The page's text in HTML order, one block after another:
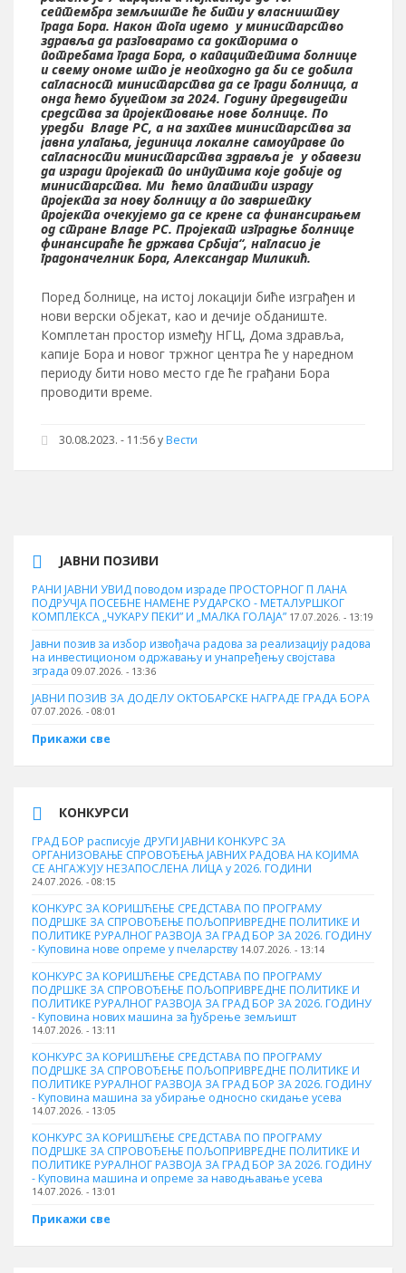
септембра земљиште ће бити у власништву
града Бора. Након тога идемо у министарство
здравља да разговарамо са докторима о
потребама града Бора, о капацитетима болнице
и свему ономе што је неопходно да би се добила
сагласност министарства да се гради болница, а
онда ћемо буџетом за 2024. Годину предвидети
средства за пројектовање нове болнице. По
уредби Владе РС, а на захтев министарства за
јавна улагања, јединица локалне самоуправе по
сагласности министарства здравља је у обавези
да изради пројекат по инпутима које добије од
министарства. Ми ћемо платити израду
пројекта за нову болницу а по завршетку
пројекта очекујемо да се крене са финансирањем
од стране Владе РС. Пројекат изградње болнице
финансираће ће држава Србија“, нагласио је
градоначелник Бора, Александар Миликић.
Поред болнице, на истој локацији биће изграђен и
нови верски објекат, као и дечије обданиште.
Комплетан простор између НГЦ, Дома здравља,
капије Бора и новог тржног центра ће у наредном
периоду бити ново место где ће грађани Бора
проводити време.
30.08.2023. - 11:56уВести
ЈАВНИ ПОЗИВИ
РАНИ ЈАВНИ УВИД поводом израде ПРОСТОРНОГ П ЛАНА
ПОДРУЧЈА ПОСЕБНЕ НАМЕНЕ РУДАРСКО - МЕТАЛУРШКОГ
КОМПЛЕКСА „ЧУКАРУ ПЕКИ” И „МАЛКА ГОЛАЈА” 17.07.2026. - 13:19
Јавни позив за избор извођача радова за реализацију радова
на инвестиционом одржавању и унапређењу својстава
зграда 09.07.2026. - 13:36
ЈАВНИ ПОЗИВ ЗА ДОДЕЛУ ОКТOБАРСКЕ НАГРАДЕ ГРАДА БОРА
07.07.2026. - 08:01
Прикажи све
КОНКУРСИ
ГРАД БОР расписује ДРУГИ ЈАВНИ КОНКУРС ЗА
ОРГАНИЗОВАЊЕ СПРОВОЂЕЊА ЈАВНИХ РАДОВА НА КОЈИМА
СЕ АНГАЖУЈУ НЕЗАПОСЛЕНА ЛИЦА у 2026. ГОДИНИ
24.07.2026. - 08:15
КОНКУРС ЗА КОРИШЋЕЊЕ СРЕДСТАВА ПО ПРОГРАМУ
ПОДРШКЕ ЗА СПРОВОЂЕЊЕ ПОЉОПРИВРЕДНЕ ПОЛИТИКЕ И
ПОЛИТИКЕ РУРАЛНОГ РАЗВОЈА ЗА ГРАД БОР ЗА 2026. ГОДИНУ
- Куповина нове опреме у пчеларству 14.07.2026. - 13:14
КОНКУРС ЗА КОРИШЋЕЊЕ СРЕДСТАВА ПО ПРОГРАМУ
ПОДРШКЕ ЗА СПРОВОЂЕЊЕ ПОЉОПРИВРЕДНЕ ПОЛИТИКЕ И
ПОЛИТИКЕ РУРАЛНОГ РАЗВОЈА ЗА ГРАД БОР ЗА 2026. ГОДИНУ
- Куповина нових машина за ђубрење земљишт
14.07.2026. - 13:11
КОНКУРС ЗА КОРИШЋЕЊЕ СРЕДСТАВА ПО ПРОГРАМУ
ПОДРШКЕ ЗА СПРОВОЂЕЊЕ ПОЉОПРИВРЕДНЕ ПОЛИТИКЕ И
ПОЛИТИКЕ РУРАЛНОГ РАЗВОЈА ЗА ГРАД БОР ЗА 2026. ГОДИНУ
- Куповинa машина за убирање односно скидање усева
14.07.2026. - 13:05
КОНКУРС ЗА КОРИШЋЕЊЕ СРЕДСТАВА ПО ПРОГРАМУ
ПОДРШКЕ ЗА СПРОВОЂЕЊЕ ПОЉОПРИВРЕДНЕ ПОЛИТИКЕ И
ПОЛИТИКЕ РУРАЛНОГ РАЗВОЈА ЗА ГРАД БОР ЗА 2026. ГОДИНУ
- Куповина машина и опреме за наводњавање усева
14.07.2026. - 13:01
Прикажи све